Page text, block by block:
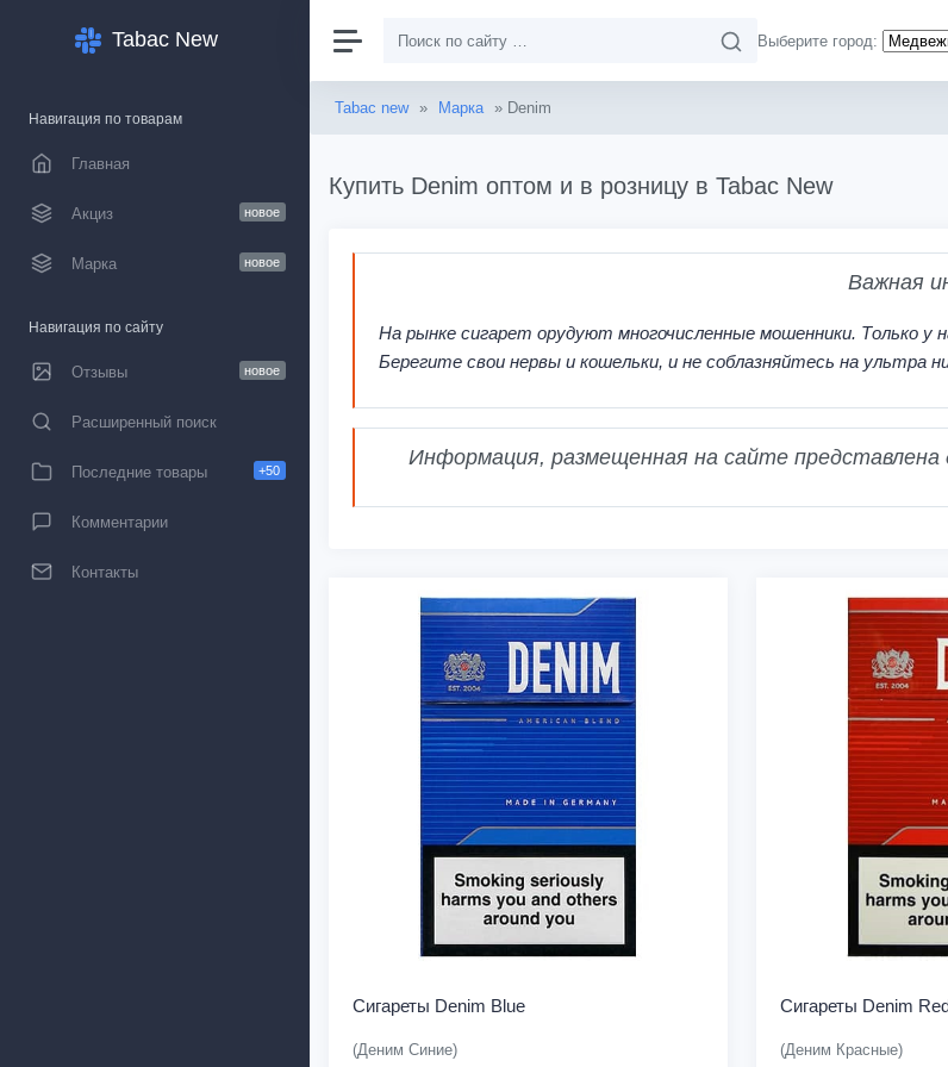
Tabac New
Навигация по товарам
Главная
Акциз новое
Марка новое
Навигация по сайту
Отзывы новое
Расширенный поиск
Последние товары +50
Комментарии
Контакты
Выберите город:
Tabac new » Марка » Denim
Купить Denim оптом и в розницу в Tabac New
Важная
На рынке сигарет орудуют многочисленные мошенники. Только
Берегите свои нервы и кошельки, и не соблазняйтесь на ультра
Информация, размещенная на сайте представлена
Сигареты Denim Blue
(Деним Синие)
Сигареты Denim
(Деним Красные)